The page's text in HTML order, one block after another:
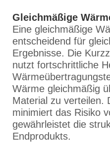
Gleichmäßige
Eine gleichmäßige
entscheidend für
Ergebnisse. Die
nutzt fortschrittliche
Wärme gleichmäßig
Material zu verteilen.
minimiert das Risiko
gewährleistet die
Endprodukts.